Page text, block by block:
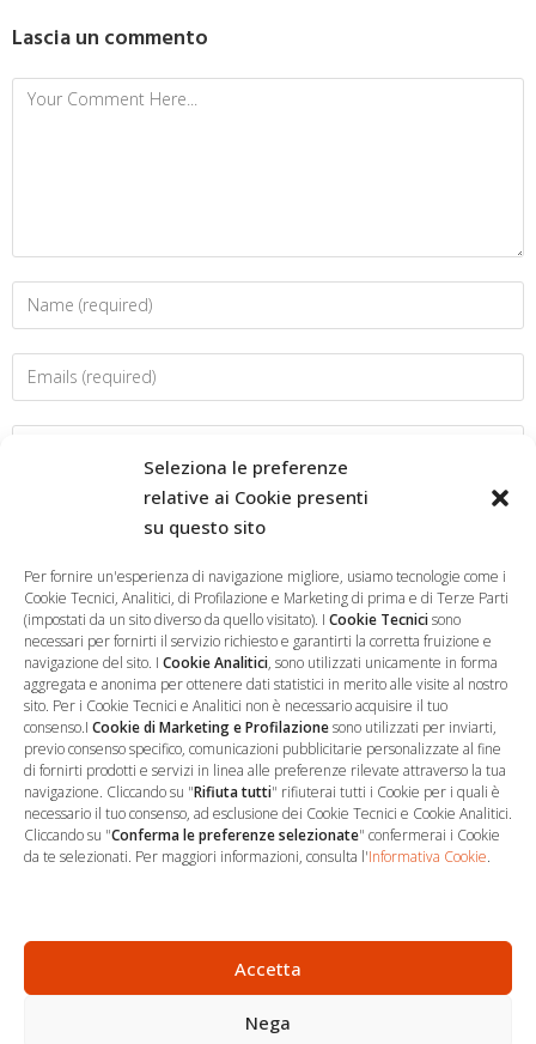
Seleziona le preferenze
relative ai Cookie presenti
su questo sito
Per fornire un'esperienza di navigazione migliore, usiamo tecnologie come i
Cookie Tecnici, Analitici, di Profilazione e Marketing di prima e di Terze Parti
(impostati da un sito diverso da quello visitato). I Cookie Tecnicisono
necessari per fornirti il servizio richiesto e garantirti la corretta fruizione e
navigazione del sito. I Cookie Analitici, sono utilizzati unicamente in forma
aggregata e anonima per ottenere dati statistici in merito alle visite al nostro
sito. Per i Cookie Tecnici e Analitici non è necessario acquisire il tuo
consenso.I Cookie di Marketing e Profilazionesono utilizzati per inviarti,
previo consenso specifico, comunicazioni pubblicitarie personalizzate al fine
di fornirti prodotti e servizi in linea alle preferenze rilevate attraverso la tua
navigazione. Cliccando su "Rifiuta tutti" rifiuterai tutti i Cookie per i quali è
necessario il tuo consenso, ad esclusione dei Cookie Tecnici e Cookie Analitici.
Cliccando su "Conferma le preferenze selezionate" confermerai i Cookie
da te selezionati. Per maggiori informazioni, consulta l'Informativa Cookie.
Accetta
Nega
Lascia un commento
Salva il mio nome, email e sito web in questo browser per la
prossima volta che commento.
… Sede Operativa
06 9522 7890
info@studioargari.it
P.I. 17504191002